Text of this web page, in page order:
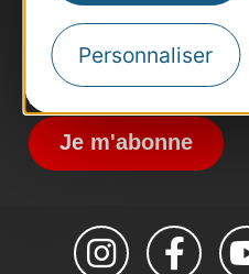
Personnaliser
Destination Sport
Inscrivez-vous à la
Destination Occitanie
suggestions de séjours,
Je m'abonne